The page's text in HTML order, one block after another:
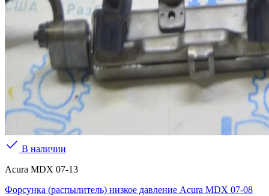
В наличии
Acura MDX 07-13
Форсунка (распылитель) низкое давление Acura MDX 07-08